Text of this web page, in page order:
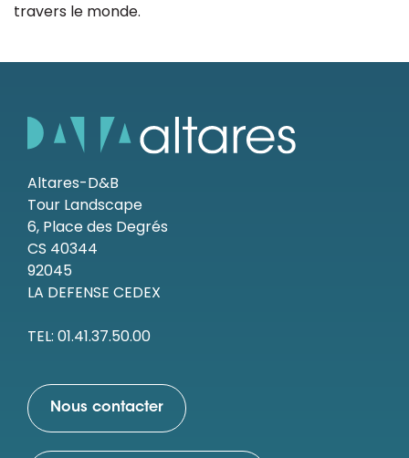
travers le monde.
Altares-D&B
Tour Landscape
6, Place des Degrés
CS 40344
92045
LA DEFENSE CEDEX
TEL: 01.41.37.50.00
Nous contacter